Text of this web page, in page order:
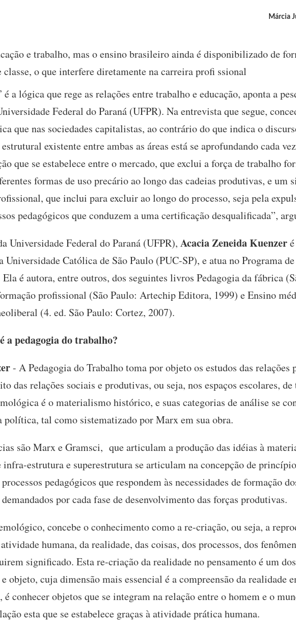
Márcia
e trabalho, mas o ensino brasileiro ainda é disponibilizado de
classe, o que interfere diretamente na carreira profi ssional
a lógica que rege as relações entre trabalho e educação, aponta a
Federal do Paraná (UFPR). Na entrevista que segue,
que nas sociedades capitalistas, ao contrário do que indica o
existente entre ambas as áreas está se aprofundando cada
que se estabelece entre o mercado, que exclui a força de trabalho
formas de uso precário ao longo das cadeias produtivas, e um
que inclui para excluir ao longo do processo, seja pela
pedagógicos que conduzem a uma certificação desqualificada”,
Universidade Federal do Paraná (UFPR), Acacia Zeneida Kuenzer
Católica de São Paulo (PUC-SP), e atua no Programa
é autora, entre outros, dos seguintes livros Pedagogia da fábrica
profissional (São Paulo: Artechip Editora, 1999) e Ensino
(4. ed. São Paulo: Cortez, 2007).
pedagogia do trabalho?
- A Pedagogia do Trabalho toma por objeto os estudos das relações
das relações sociais e produtivas, ou seja, nos espaços escolares,
é o materialismo histórico, e suas categorias de análise se
política, tal como sistematizado por Marx em sua obra.
são Marx e Gramsci, que articulam a produção das idéias à
estrutura e superestrutura se articulam na concepção de
pedagógicos que respondem às necessidades de formação
por cada fase de desenvolvimento das forças produtivas.
concebe o conhecimento como a re-criação, ou seja, a
humana, da realidade, das coisas, dos processos, dos
significado. Esta re-criação da realidade no pensamento é um
objeto, cuja dimensão mais essencial é a compreensão da realidade
conhecer objetos que se integram na relação entre o homem e o
esta que se estabelece graças à atividade prática humana.